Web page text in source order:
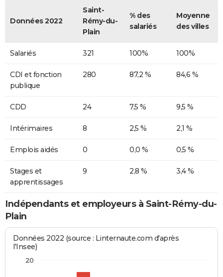
Données 2022
Saint-
Rémy-du-
Plain
% des
salariés
Moyenne
des villes
Salariés 321 100% 100%
CDI et fonction
publique
280 87,2 % 84,6 %
CDD 24 7,5 % 9,5 %
Intérimaires 8 2,5 % 2,1 %
Emplois aidés 0 0,0 % 0,5 %
Stages et
apprentissages
9 2,8 % 3,4 %
Indépendants et employeurs à Saint-Rémy-du-
Plain
Données 2022 (source : Linternaute.com d'après
l'Insee)
20